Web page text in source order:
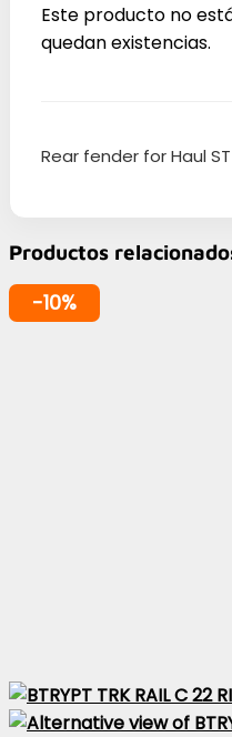
Este producto no
quedan existencias.
Rear fender for Haul
Productos
-10%